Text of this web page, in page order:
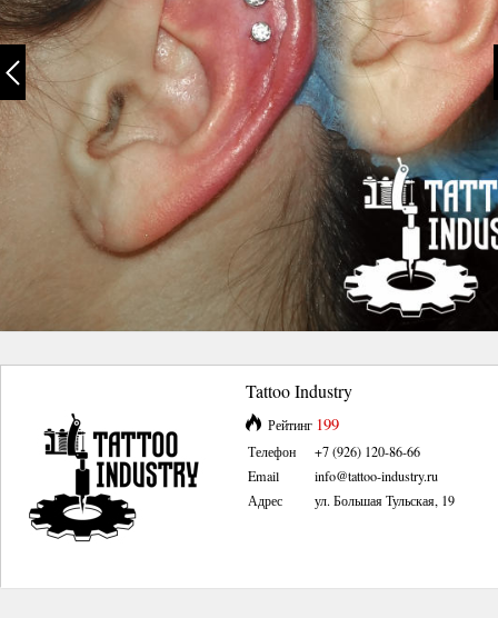
Tattoo Industry
Рейтинг 199
Телефон
+7 (926) 120-86-66
Email
info@tattoo-industry.ru
Адрес
ул. Большая Тульская, 19